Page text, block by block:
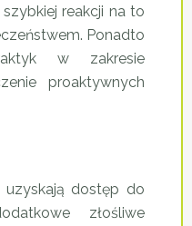
reakcji na to
Ponadto
w zakresie
proaktywnych
uzyskają dostęp do
złośliwe